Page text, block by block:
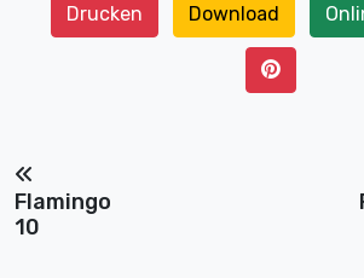
Drucken Download
Flamingo
10